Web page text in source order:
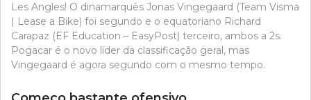
Les Angles! O dinamarquês Jonas Vingegaard (Team Visma
| Lease a Bike) foi segundo e o equatoriano Richard
Carapaz (EF Education – EasyPost) terceiro, ambos a 2s.
Pogacar é o novo líder da classificação geral, mas
Vingegaard é agora segundo com o mesmo tempo.